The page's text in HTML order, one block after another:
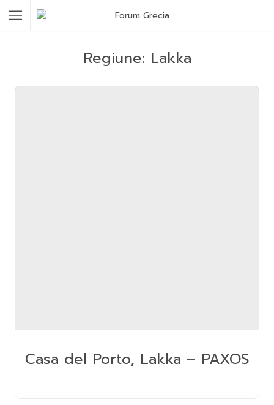
Regiune: Lakka
Casa del Porto, Lakka – PAXOS